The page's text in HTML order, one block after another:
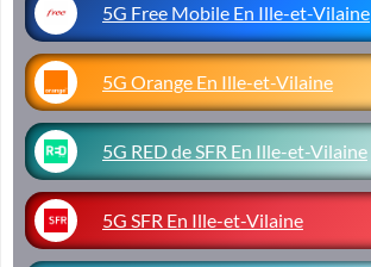
5G Free Mobile En Ille-et-Vilaine
5G Orange En Ille-et-Vilaine
5G RED de SFR En Ille-et-Vilaine
5G SFR En Ille-et-Vilaine